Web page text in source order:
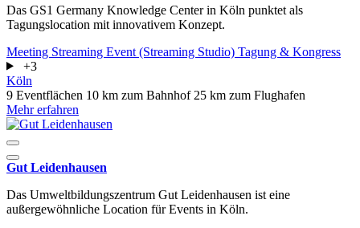
Das GS1 Germany Knowledge Center in Köln punktet als
Tagungslocation mit innovativem Konzept.
Meeting Streaming Event (Streaming Studio) Tagung & Kongress
+3
Köln
9 Eventflächen 10 km zum Bahnhof 25 km zum Flughafen
Mehr erfahren
Gut Leidenhausen
Das Umweltbildungszentrum Gut Leidenhausen ist eine
außergewöhnliche Location für Events in Köln.